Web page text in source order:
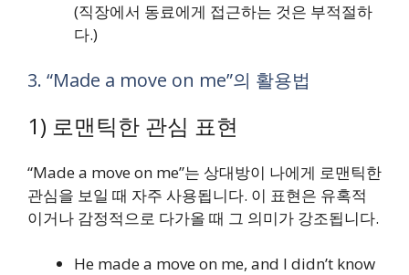
(직장에서 동료에게 접근하는 것은 부적절하
다.)
3. “Made a move on me”의 활용법
1) 로맨틱한 관심 표현
“Made a move on me”는 상대방이 나에게 로맨틱한
관심을 보일 때 자주 사용됩니다. 이 표현은 유혹적
이거나 감정적으로 다가올 때 그 의미가 강조됩니다.
He made a move on me, and I didn’t know